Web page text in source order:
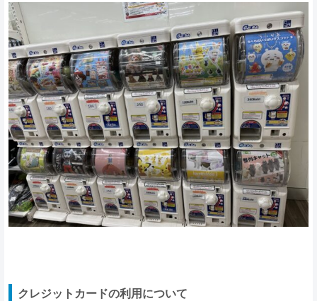
クレジットカードの利用について